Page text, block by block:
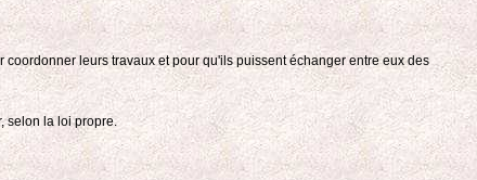
leurs travaux et pour qu'ils puissent échanger entre eux des
selon la loi propre.